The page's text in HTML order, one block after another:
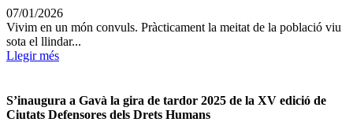
07/01/2026
Vivim en un món convuls. Pràcticament la meitat de la població viu
sota el llindar...
Llegir més
S’inaugura a Gavà la gira de tardor 2025 de la XV edició de
Ciutats Defensores dels Drets Humans